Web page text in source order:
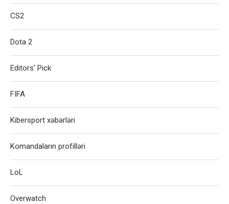
CS2
Dota 2
Editors' Pick
FIFA
Kibersport xəbərləri
Komandaların profilləri
LoL
Overwatch